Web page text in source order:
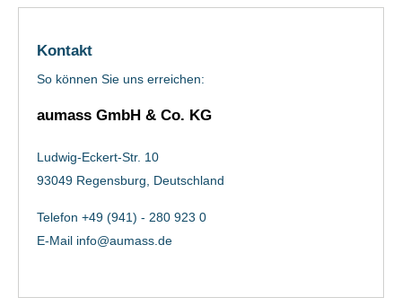
Kontakt
So können Sie uns erreichen:
aumass GmbH & Co. KG
Ludwig-Eckert-Str. 10
93049 Regensburg, Deutschland
Telefon +49 (941) - 280 923 0
E-Mail info@aumass.de